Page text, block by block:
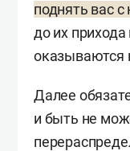
поднять вас с
до их прихода
оказываются
Далее
и быть не